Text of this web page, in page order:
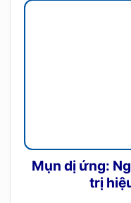
Mụn dị ứng:
trị